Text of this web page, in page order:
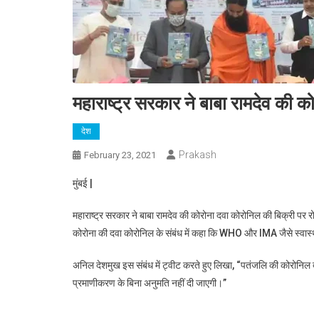
महाराष्ट्र सरकार ने बाबा रामदेव की
देश
February 23, 2021 Prakash
मुंबई |
महाराष्ट्र सरकार ने बाबा रामदेव की कोरोना दवा कोरोनिल की
कोरोना की दवा कोरोनिल के संबंध में कहा कि WHO और IMA जैसे
अनिल देशमुख इस संबंध में ट्वीट करते हुए लिखा, “पतंजलि की कोरोनिल
प्रमाणीकरण के बिना अनुमति नहीं दी जाएगी।”